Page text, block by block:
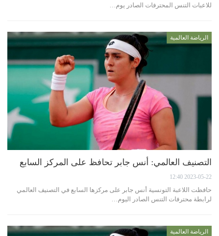
للاعبات التنس المحترفات الصادر يوم…
الرياضة العالمية
التصنيف العالمي: أنس جابر تحافظ على المركز السابع
2023-05-22 12:40
حافظت اللاعبة التونسية أنس جابر على مركزها السابع في التصنيف العالمي
لرابطة محترفات التنس الصادر اليوم…
الرياضة العالمية